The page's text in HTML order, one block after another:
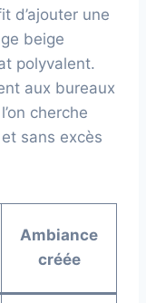
d’ajouter une
beige
polyvalent.
aux bureaux
cherche
sans excès
Ambiance
créée